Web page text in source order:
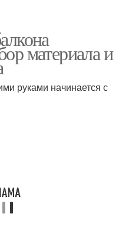
материала и
руками начинается с